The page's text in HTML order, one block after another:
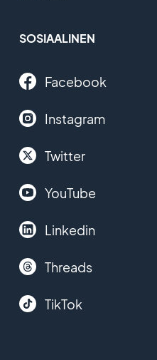
SOSIAALINEN
Facebook
Instagram
Twitter
YouTube
Linkedin
Threads
TikTok